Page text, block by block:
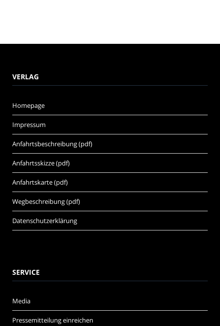
VERLAG
Homepage
Impressum
Anfahrtsbeschreibung (pdf)
Anfahrtsskizze (pdf)
Anfahrtskarte (pdf)
Wegbeschreibung (pdf)
Datenschutzerklärung
SERVICE
Media
Pressemitteilung einreichen